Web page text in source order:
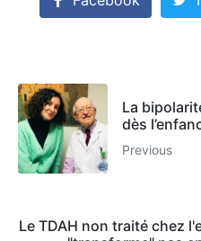
La
dès
Previous
Le TDAH non traité chez